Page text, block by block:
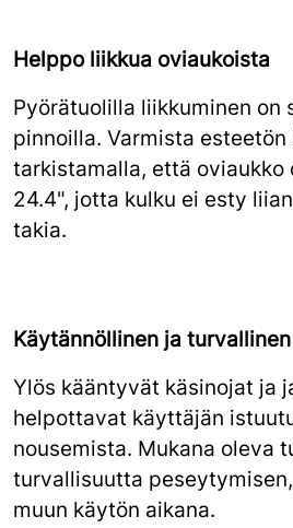
Helppo liikkua oviaukoista
Pyörätuolilla liikkuminen on
pinnoilla. Varmista esteetön
tarkistamalla, että oviaukko
24.4", jotta kulku ei esty
takia.
Käytännöllinen ja
Ylös kääntyvät käsinojat ja
helpottavat käyttäjän
nousemista. Mukana oleva
turvallisuutta
muun käytön aikana.